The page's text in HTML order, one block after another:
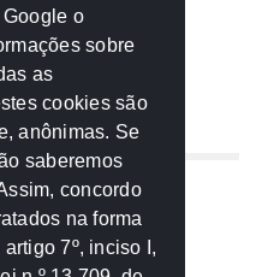
o
sobre
as
cookies são
anônimas. Se
saberemos
concordo
na forma
7º, inciso I,